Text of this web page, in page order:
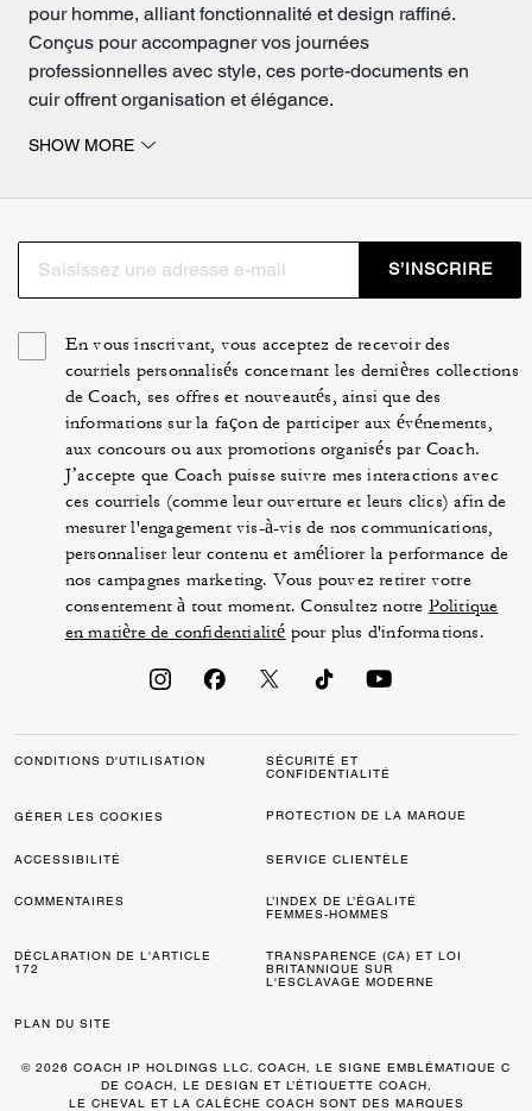
pour homme, alliant fonctionnalité et design raffiné.
Conçus pour accompagner vos journées
professionnelles avec style, ces porte-documents en
cuir offrent organisation et élégance.
des accessoires haut de gamme.
SHOW MORE
S’INSCRIRE
En vous inscrivant, vous acceptez de recevoir des
courriels personnalisés concernant les dernières collections
de Coach, ses offres et nouveautés, ainsi que des
informations sur la façon de participer aux événements,
aux concours ou aux promotions organisés par Coach.
J’accepte que Coach puisse suivre mes interactions avec
ces courriels (comme leur ouverture et leurs clics) afin de
mesurer l'engagement vis-à-vis de nos communications,
personnaliser leur contenu et améliorer la performance de
nos campagnes marketing. Vous pouvez retirer votre
consentement à tout moment. Consultez notre Politique
en matière de confidentialité pour plus d'informations.
CONDITIONS D'UTILISATION
SÉCURITÉ ET
CONFIDENTIALITÉ
GÉRER LES COOKIES PROTECTION DE LA MARQUE
ACCESSIBILITÉ SERVICE CLIENTÈLE
COMMENTAIRES
L’INDEX DE L’ÉGALITÉ
FEMMES-HOMMES
DÉCLARATION DE L'ARTICLE
172
TRANSPARENCE (CA) ET LOI
BRITANNIQUE SUR
L'ESCLAVAGE MODERNE
PLAN DU SITE
© 2026 COACH IP HOLDINGS LLC. COACH, LE SIGNE EMBLÉMATIQUE C
DE COACH, LE DESIGN ET L’ÉTIQUETTE COACH,
LE CHEVAL ET LA CALÈCHE COACH SONT DES MARQUES